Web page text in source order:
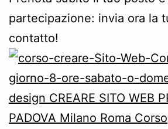
partecipazione: invia ora la
contatto!